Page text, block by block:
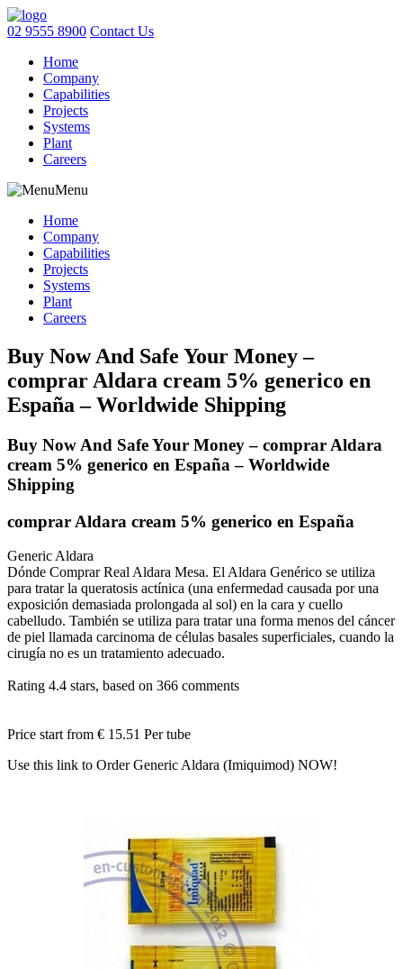
02 9555 8900 Contact Us
Home
Company
Capabilities
Projects
Systems
Plant
Careers
Menu
Home
Company
Capabilities
Projects
Systems
Plant
Careers
Buy Now And Safe Your Money –
comprar Aldara cream 5% generico en
España – Worldwide Shipping
Buy Now And Safe Your Money – comprar Aldara
cream 5% generico en España – Worldwide
Shipping
comprar Aldara cream 5% generico en España
Generic Aldara
Dónde Comprar Real Aldara Mesa. El Aldara Genérico se utiliza
para tratar la queratosis actínica (una enfermedad causada por una
exposición demasiada prolongada al sol) en la cara y cuello
cabelludo. También se utiliza para tratar una forma menos del cáncer
de piel llamada carcinoma de células basales superficiales, cuando la
cirugía no es un tratamiento adecuado.
Rating 4.4 stars, based on 366 comments
Price start from € 15.51 Per tube
Use this link to Order Generic Aldara (Imiquimod) NOW!